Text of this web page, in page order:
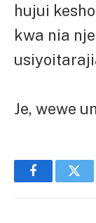
hujui
kwa nia
Je, wewe
Facebook